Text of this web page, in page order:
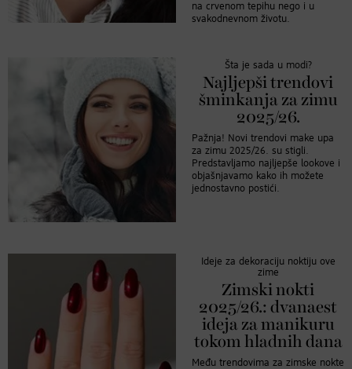
na crvenom tepihu nego i u
svakodnevnom životu.
Šta je sada u modi?
Najljepši trendovi
šminkanja za zimu
2025/26.
Pažnja! Novi trendovi make upa
za zimu 2025/26. su stigli.
Predstavljamo najljepše lookove i
objašnjavamo kako ih možete
jednostavno postići.
Ideje za dekoraciju noktiju ove
zime
Zimski nokti
2025/26.: dvanaest
ideja za manikuru
tokom hladnih dana
Među trendovima za zimske nokte